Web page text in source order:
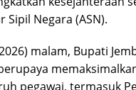
Negara (ASN).
malam, Bupati
pegawai, termasuk